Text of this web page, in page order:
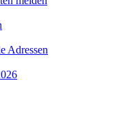
Adressen